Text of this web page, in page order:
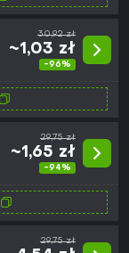
30,92 zł
~1,03 zł
-96%
29,75 zł
~1,65 zł
-94%
29,75 zł